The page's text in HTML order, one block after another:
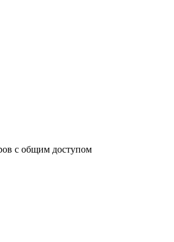
с общим доступом